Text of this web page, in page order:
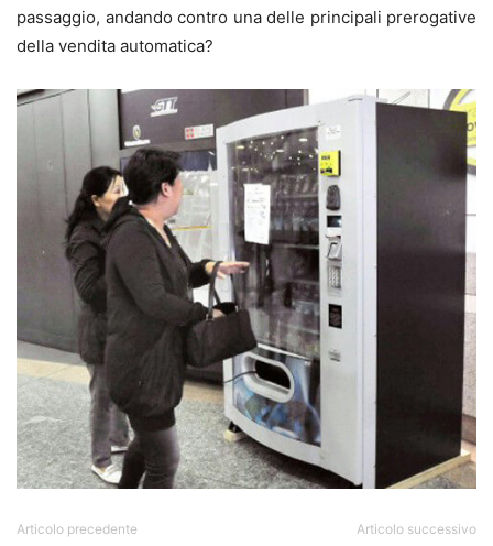
passaggio, andando contro una delle principali prerogative
della vendita automatica?
Articolo precedente Articolo successivo